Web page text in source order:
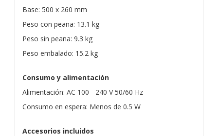
Base: 500 x 260 mm
Peso con peana: 13.1 kg
Peso sin peana: 9.3 kg
Peso embalado: 15.2 kg
Consumo y alimentación
Alimentación: AC 100 - 240 V 50/60 Hz
Consumo en espera: Menos de 0.5 W
Accesorios incluidos